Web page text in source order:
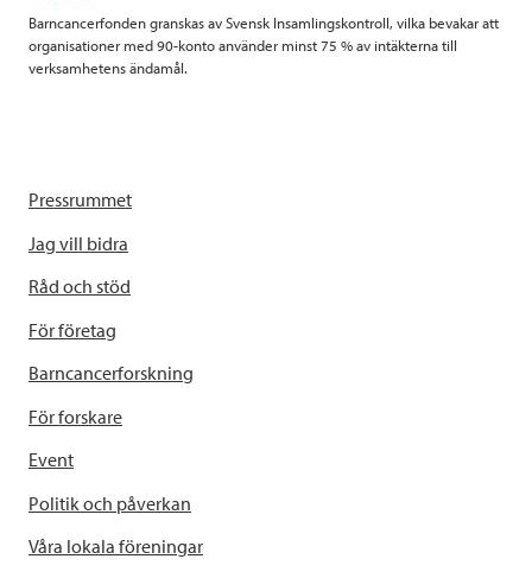
k
n
Barncancerfonden granskas av Svensk Insamlingskontroll, vilka bevakar att
organisationer med 90-konto använder minst 75 % av intäkterna till
verksamhetens ändamål.
Pressrummet
Jag vill bidra
Råd och stöd
För företag
Barncancerforskning
För forskare
Event
Politik och påverkan
Våra lokala föreningar